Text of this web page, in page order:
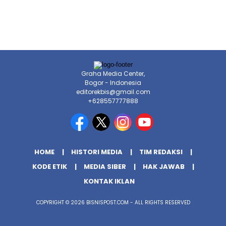
Graha Media Center,
Bogor - Indonesia
editorekbis@gmail.com
+628557777888
HOME HISTORI MEDIA
TIM REDAKSI
KODE ETIK
MEDIA SIBER
HAK JAWAB
KONTAK IKLAN
COPYRIGHT © 2026 BISNISPOST.COM - ALL RIGHTS RESERVED